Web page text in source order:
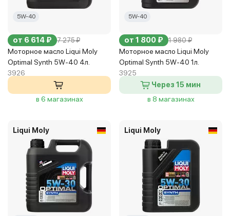
5W-40
от 6 614 ₽ 7 275 ₽
Моторное масло Liqui Moly
Optimal Synth 5W-40 4л.
3926
в 6 магазинах
5W-40
от 1 800 ₽ 1 980 ₽
Моторное масло Liqui Moly
Optimal Synth 5W-40 1л.
3925
Через 15 мин
в 8 магазинах
Liqui Moly Liqui Moly